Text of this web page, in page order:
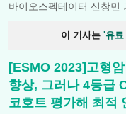
바이오스펙테이터 신창민
이 기사는 '유
[ESMO 2023]고형
향상, 그러나 4등급
코호트 평가해 최적